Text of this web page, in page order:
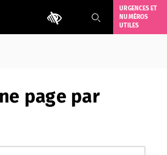
Outils d'accessibilité
URGENCES ET
NUMÉROS
UTILES
page par